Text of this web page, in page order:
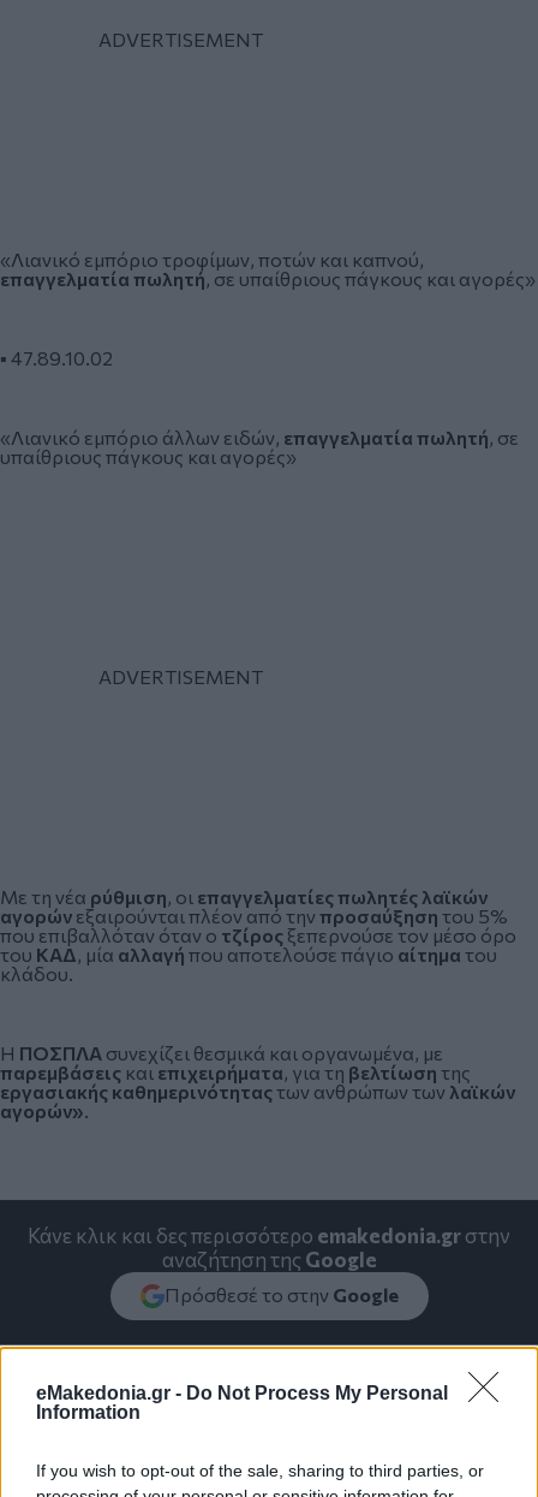
eMakedonia.gr - Do Not Process My Personal
Information
If you wish to opt-out of the sale, sharing to third parties, or
«Λιανικό εμπόριο τροφίμων, ποτών και καπνού,
επαγγελματία πωλητή , σε υπαίθριους πάγκους και αγορές»
▪️ 47.89.10.02
«Λιανικό εμπόριο άλλων ειδών, επαγγελματία πωλητή , σε
υπαίθριους πάγκους και αγορές»
Με τη νέα ρύθμιση , οι επαγγελματίες πωλητές λαϊκών
αγορών εξαιρούνται πλέον από την προσαύξηση του 5%
που επιβαλλόταν όταν ο τζίρος ξεπερνούσε τον μέσο όρο
του ΚΑΔ , μία αλλαγή που αποτελούσε πάγιο αίτημα του
κλάδου.
Η ΠΟΣΠΛΑ συνεχίζει θεσμικά και οργανωμένα, με
παρεμβάσεις καιεπιχειρήματα , για τη βελτίωση της
εργασιακής καθημερινότηταςτων ανθρώπων των λαϊκών
αγορών»
Κάνε κλικ και δες περισσότερο emakedonia.grστην
αναζήτηση της Google
Πρόσθεσέ το στην Google
ΟΙΚΟΝΟΜΙΑ Οικονομία